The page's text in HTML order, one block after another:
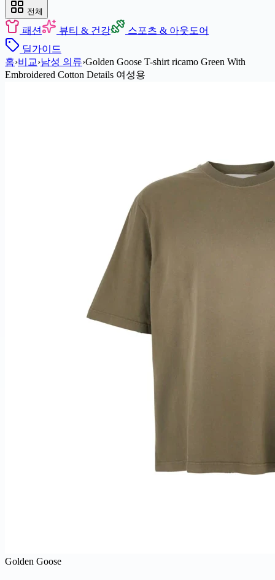
전체
패션 뷰티 & 건강
스포츠 & 아웃도어
딜가이드
홈›비교›남성 의류›Golden Goose T-shirt ricamo Green With
Embroidered Cotton Details 여성용
Golden Goose